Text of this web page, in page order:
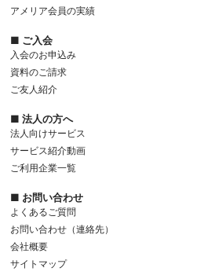
アメリア会員の実績
■ ご入会
入会のお申込み
資料のご請求
ご友人紹介
■ 法人の方へ
法人向けサービス
サービス紹介動画
ご利用企業一覧
■ お問い合わせ
よくあるご質問
お問い合わせ（連絡先）
会社概要
サイトマップ